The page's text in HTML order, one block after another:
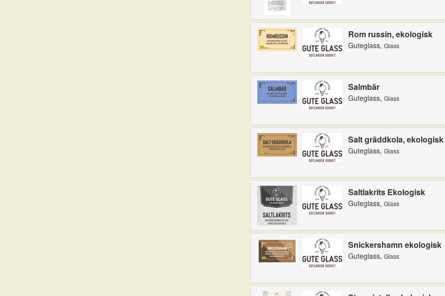
Rom russin, ekologisk
Guteglass, Glass
Salmbär
Guteglass, Glass
Salt gräddkola, ekologisk
Guteglass, Glass
Saltlakrits Ekologisk
Guteglass, Glass
Snickershamn ekologisk
Guteglass, Glass